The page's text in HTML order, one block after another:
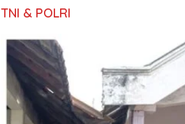
TNI & POLRI